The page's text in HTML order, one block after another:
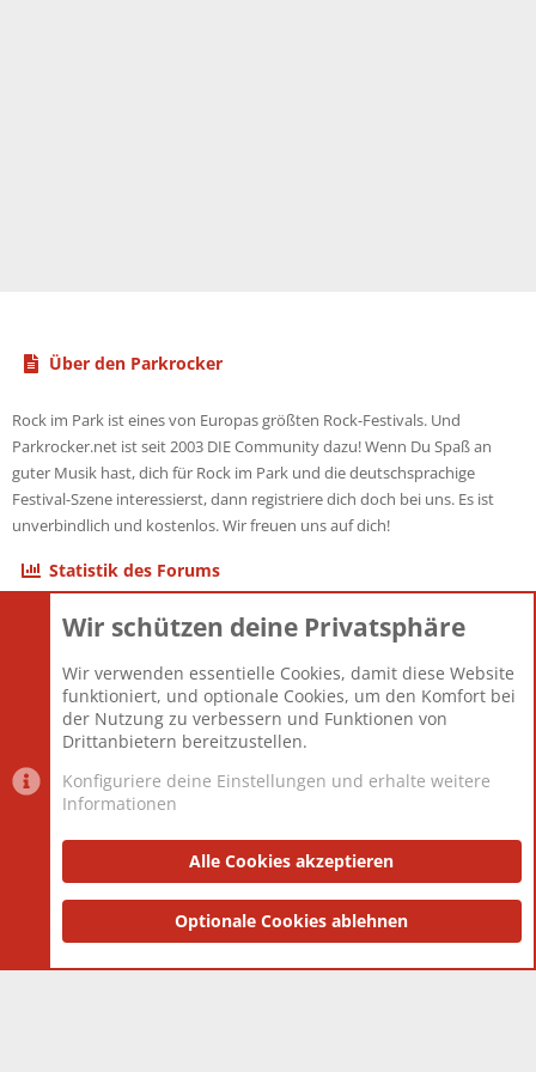
Über den Parkrocker
Rock im Park ist eines von Europas größten Rock-Festivals. Und
Parkrocker.net ist seit 2003 DIE Community dazu! Wenn Du Spaß an
guter Musik hast, dich für Rock im Park und die deutschsprachige
Festival-Szene interessierst, dann registriere dich doch bei uns. Es ist
unverbindlich und kostenlos. Wir freuen uns auf dich!
Statistik des Forums
Themen
Mitglieder
12.427
Neuestes Mitglied
Berlin
Datenschutzerklärung Impressum
Community platform by XenForo® © 2010-2025 XenForo Ltd.
and add-ons by ThemeHouse
Wir schützen deine Privatsphäre
Wir verwenden essentielle Cookies, damit diese Website
funktioniert, und optionale Cookies, um den Komfort bei
der Nutzung zu verbessern und Funktionen von
Drittanbietern bereitzustellen.
Konfiguriere deine Einstellungen und erhalte weitere
Informationen
Alle Cookies akzeptieren
Optionale Cookies ablehnen